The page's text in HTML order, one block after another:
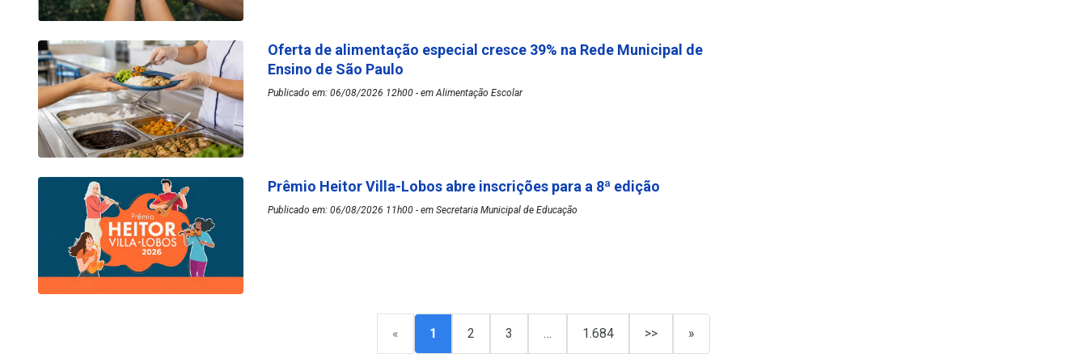
Oferta de alimentação especial cresce 39% na Rede Municipal de
Ensino de São Paulo
Publicado em: 06/08/2026 12h00 - em Alimentação Escolar
Prêmio Heitor Villa-Lobos abre inscrições para a 8ª edição
Publicado em: 06/08/2026 11h00 - em Secretaria Municipal de Educação
« 1 2 3 … 1.684 >> »